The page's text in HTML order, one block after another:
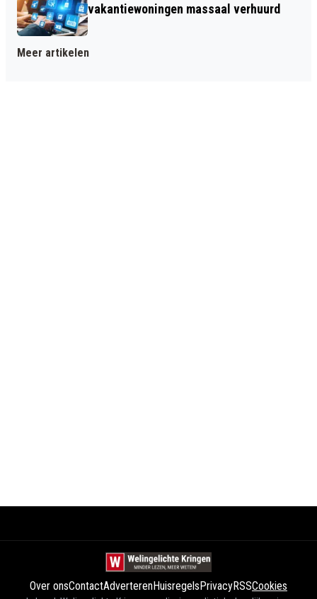
vakantiewoningen massaal verhuurd
Meer artikelen
Over onsContactAdverterenHuisregelsPrivacyRSSCookies